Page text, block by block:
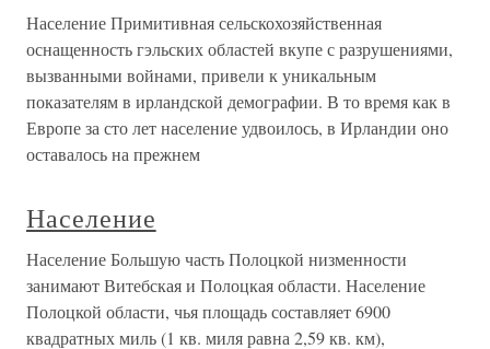
Население Примитивная сельскохозяйственная
оснащенность гэльских областей вкупе с разрушениями,
вызванными войнами, привели к уникальным
показателям в ирландской демографии. В то время как в
Европе за сто лет население удвоилось, в Ирландии оно
оставалось на прежнем
Население
Население Большую часть Полоцкой низменности
занимают Витебская и Полоцкая области. Население
Полоцкой области, чья площадь составляет 6900
квадратных миль (1 кв. миля равна 2,59 кв. км),